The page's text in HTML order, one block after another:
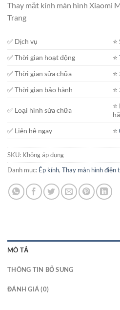
Thay mặt kính màn hình Xiaomi
Trang
✅ Dịch vụ
✅ Thời gian hoạt động
⭐️
✅ Thời gian sửa chữa
✅ Thời gian bảo hành
✅ Loại hình sửa chữa
✅ Liên hệ ngay
⭐️
SKU: Không áp dụng
Danh mục: Ép kính, Thay màn hình điện
MÔ TẢ
THÔNG TIN BỔ SUNG
ĐÁNH GIÁ (0)